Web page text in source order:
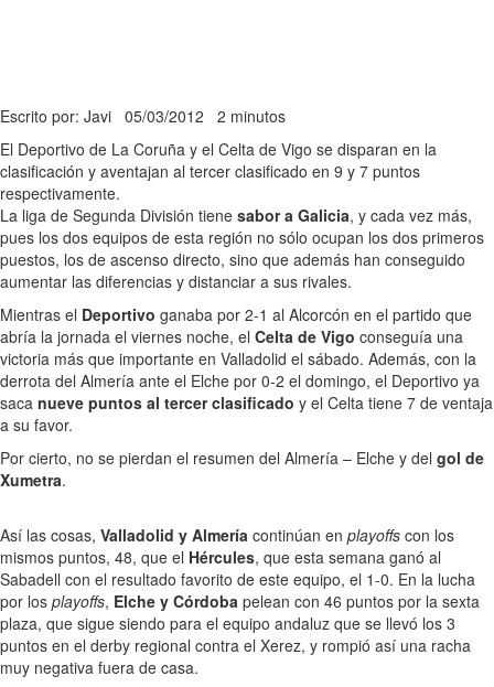
Escrito por: Javi 05/03/2012 2 minutos
El Deportivo de La Coruña y el Celta de Vigo se disparan en la
clasificación y aventajan al tercer clasificado en 9 y 7 puntos
respectivamente.
La liga de Segunda División tiene sabor a Galicia, y cada vez más,
pues los dos equipos de esta región no sólo ocupan los dos primeros
puestos, los de ascenso directo, sino que además han conseguido
aumentar las diferencias y distanciar a sus rivales.
Mientras el Deportivo ganaba por 2-1 al Alcorcón en el partido que
abría la jornada el viernes noche, el Celta de Vigo conseguía una
victoria más que importante en Valladolid el sábado. Además, con la
derrota del Almería ante el Elche por 0-2 el domingo, el Deportivo ya
saca nueve puntos al tercer clasificado y el Celta tiene 7 de ventaja
a su favor.
Por cierto, no se pierdan el resumen del Almería – Elche y del gol de
Xumetra.
Así las cosas, Valladolid y Almería continúan en playoffs con los
mismos puntos, 48, que el Hércules, que esta semana ganó al
Sabadell con el resultado favorito de este equipo, el 1-0. En la lucha
por los playoffs, Elche y Córdoba pelean con 46 puntos por la sexta
plaza, que sigue siendo para el equipo andaluz que se llevó los 3
puntos en el derby regional contra el Xerez, y rompió así una racha
muy negativa fuera de casa.